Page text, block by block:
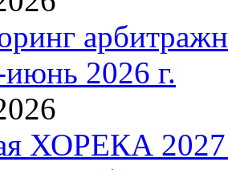
июнь 2026 г.
ХОРЕКА 2027: